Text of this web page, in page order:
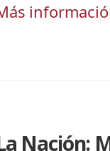
Nación: